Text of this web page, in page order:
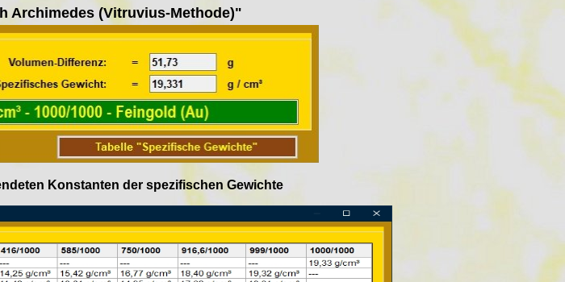
Archimedes (Vitruvius-Methode)"
Konstanten der spezifischen Gewichte